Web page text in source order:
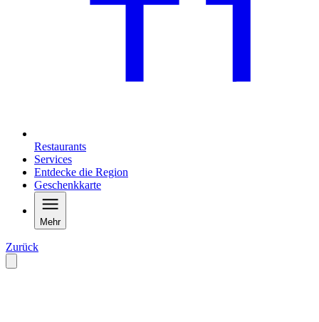
Restaurants
Services
Entdecke die Region
Geschenkkarte
Mehr
Zurück